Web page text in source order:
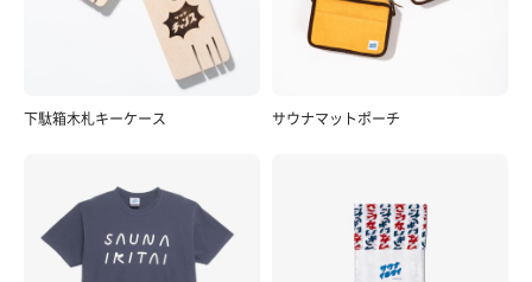
下駄箱木札キーケース サウナマットポーチ